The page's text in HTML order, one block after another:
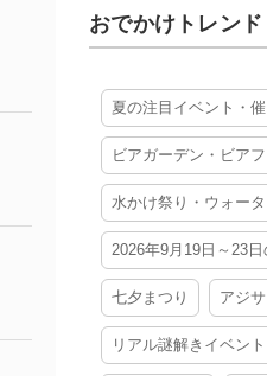
おでかけトレンド
夏の注目イベント・
ビアガーデン・ビア
水かけ祭り・ウォー
2026年9月19日～23
七夕まつり アジ
リアル謎解きイベント